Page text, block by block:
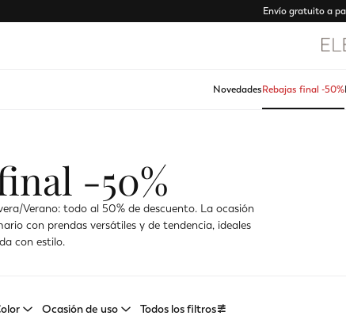
Envío gratuito a
NovedadesRebajas final -50%
-50%
Verano: todo al 50% de descuento. La ocasión
con prendas versátiles y de tendencia, ideales
con estilo.
Ocasión de uso Todos los filtros